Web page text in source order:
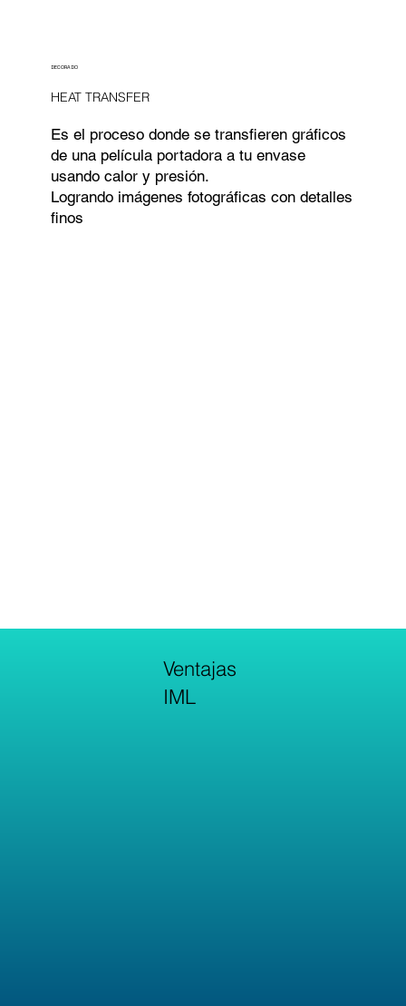
DECORADO
HEAT TRANSFER
Es el proceso donde se transfieren gráficos
de una película portadora a tu envase
usando calor y presión.
Logrando imágenes fotográficas con detalles
finos
Ventajas
IML